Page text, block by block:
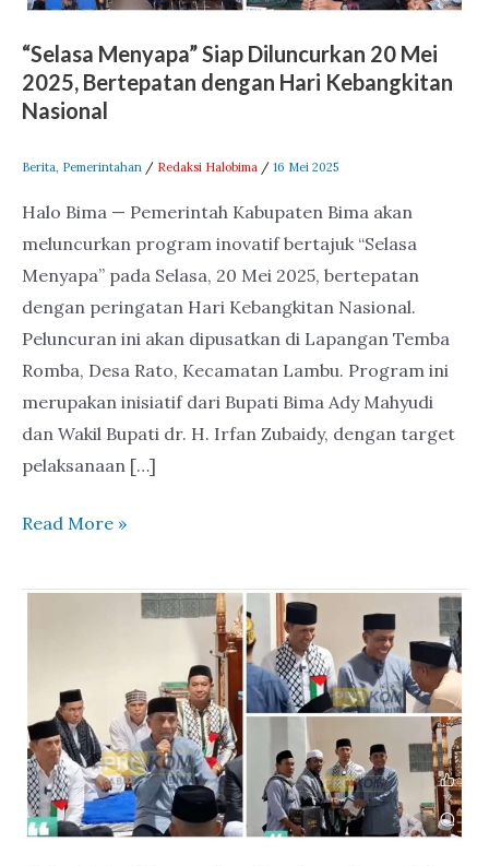
“Selasa Menyapa” Siap Diluncurkan 20 Mei
2025, Bertepatan dengan Hari Kebangkitan
Nasional
Berita, Pemerintahan / Redaksi Halobima / 16 Mei 2025
Halo Bima — Pemerintah Kabupaten Bima akan
meluncurkan program inovatif bertajuk “Selasa
Menyapa” pada Selasa, 20 Mei 2025, bertepatan
dengan peringatan Hari Kebangkitan Nasional.
Peluncuran ini akan dipusatkan di Lapangan Temba
Romba, Desa Rato, Kecamatan Lambu. Program ini
merupakan inisiatif dari Bupati Bima Ady Mahyudi
dan Wakil Bupati dr. H. Irfan Zubaidy, dengan target
pelaksanaan […]
Hari
Kebangkitan
Nasional
Read More »
Perdana,
Bupati
Bima
Berkomitmen
Tingkatkan